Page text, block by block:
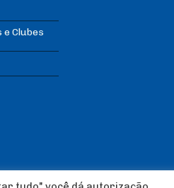
Clubes